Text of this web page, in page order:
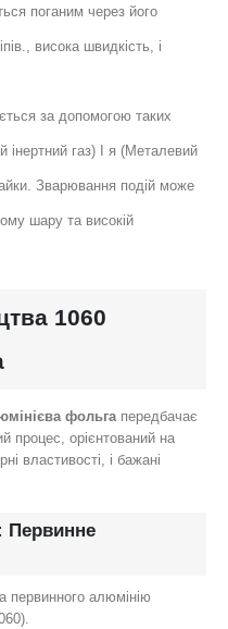
поганим через його
висока швидкість, і
за допомогою таких
газ) І я (Металевий
Зварювання подій може
шару та високій
1060
фольга передбачає
процес, орієнтований на
властивості, і бажані
Первинне
первинного алюмінію